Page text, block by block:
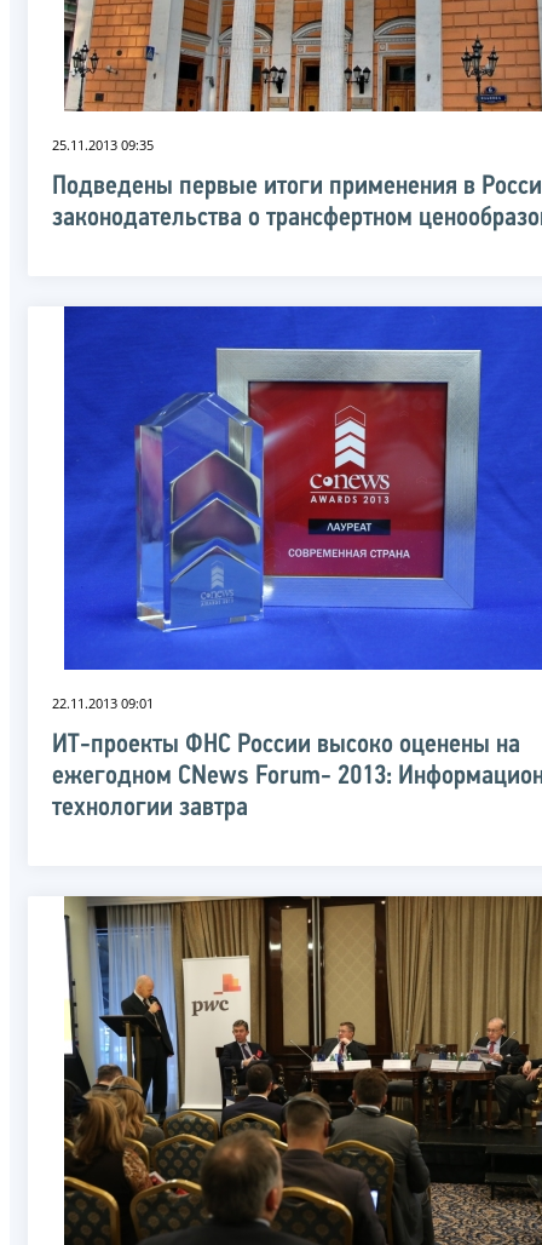
25.11.2013 09:35
Подведены первые итоги применения в
законодательства о трансфертном
22.11.2013 09:01
ИТ-проекты ФНС России высоко оценены на
ежегодном CNews Forum- 2013:
технологии завтра